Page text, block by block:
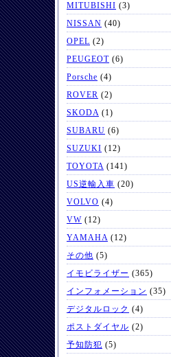
MITUBISHI (3)
NISSAN (40)
OPEL (2)
PEUGEOT (6)
Porsche (4)
ROVER (2)
SKODA (1)
SUBARU (6)
SUZUKI (12)
TOYOTA (141)
US逆輸入車 (20)
VOLVO (4)
VW (12)
YAMAHA (12)
その他 (5)
イモビライザー (365)
インフォメーション (35)
デジタルロック (4)
ポストダイヤル (2)
予知防犯 (5)